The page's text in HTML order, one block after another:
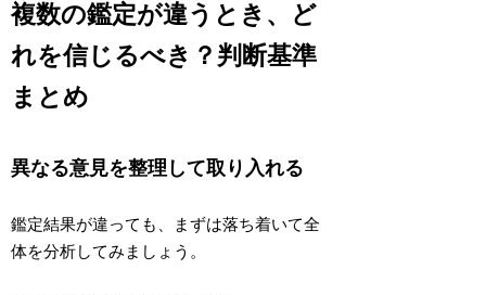
複数の鑑定が違うとき、ど
れを信じるべき？判断基準
まとめ
異なる意見を整理して取り入れる
鑑定結果が違っても、まずは落ち着いて全
体を分析してみましょう。